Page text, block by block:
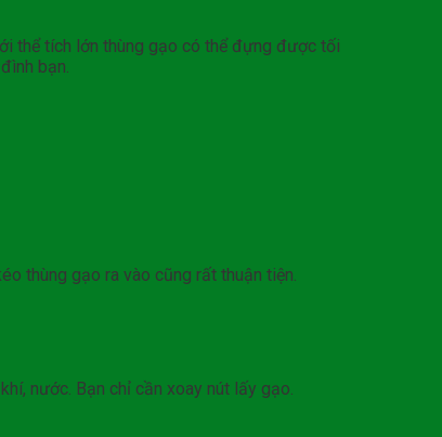
thể tích lớn thùng gạo có thể đựng được tối
bạn.
thùng gạo ra vào cũng rất thuận tiện.
nước. Bạn chỉ cần xoay nút lấy gạo.